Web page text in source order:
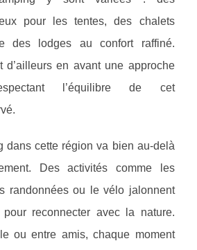
pour les tentes, des chalets
des lodges au confort raffiné.
d’ailleurs en avant une approche
l’équilibre de cet
dans cette région va bien au-delà
Des activités comme les
randonnées ou le vélo jalonnent
reconnecter avec la nature.
ou entre amis, chaque moment